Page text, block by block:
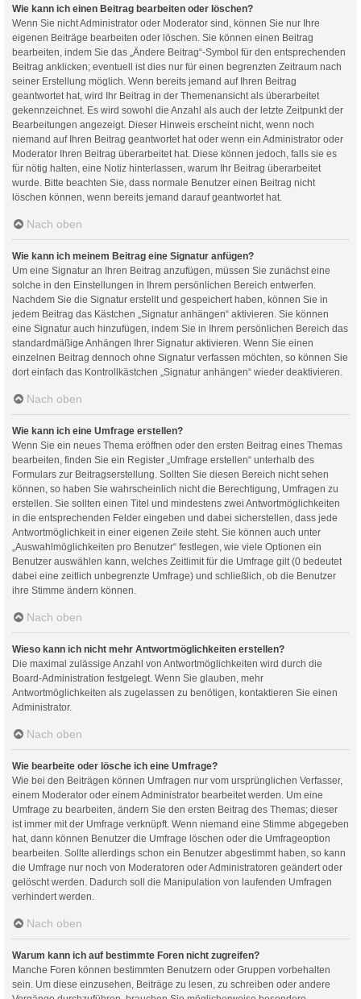
Wie kann ich einen Beitrag bearbeiten oder löschen?
Wenn Sie nicht Administrator oder Moderator sind, können Sie nur Ihre
eigenen Beiträge bearbeiten oder löschen. Sie können einen Beitrag
bearbeiten, indem Sie das „Ändere Beitrag“-Symbol für den entsprechenden
Beitrag anklicken; eventuell ist dies nur für einen begrenzten Zeitraum nach
seiner Erstellung möglich. Wenn bereits jemand auf Ihren Beitrag
geantwortet hat, wird Ihr Beitrag in der Themenansicht als überarbeitet
gekennzeichnet. Es wird sowohl die Anzahl als auch der letzte Zeitpunkt der
Bearbeitungen angezeigt. Dieser Hinweis erscheint nicht, wenn noch
niemand auf Ihren Beitrag geantwortet hat oder wenn ein Administrator oder
Moderator Ihren Beitrag überarbeitet hat. Diese können jedoch, falls sie es
für nötig halten, eine Notiz hinterlassen, warum Ihr Beitrag überarbeitet
wurde. Bitte beachten Sie, dass normale Benutzer einen Beitrag nicht
löschen können, wenn bereits jemand darauf geantwortet hat.
Nach oben
Wie kann ich meinem Beitrag eine Signatur anfügen?
Um eine Signatur an Ihren Beitrag anzufügen, müssen Sie zunächst eine
solche in den Einstellungen in Ihrem persönlichen Bereich entwerfen.
Nachdem Sie die Signatur erstellt und gespeichert haben, können Sie in
jedem Beitrag das Kästchen „Signatur anhängen“ aktivieren. Sie können
eine Signatur auch hinzufügen, indem Sie in Ihrem persönlichen Bereich das
standardmäßige Anhängen Ihrer Signatur aktivieren. Wenn Sie einen
einzelnen Beitrag dennoch ohne Signatur verfassen möchten, so können Sie
dort einfach das Kontrollkästchen „Signatur anhängen“ wieder deaktivieren.
Nach oben
Wie kann ich eine Umfrage erstellen?
Wenn Sie ein neues Thema eröffnen oder den ersten Beitrag eines Themas
bearbeiten, finden Sie ein Register „Umfrage erstellen“ unterhalb des
Formulars zur Beitragserstellung. Sollten Sie diesen Bereich nicht sehen
können, so haben Sie wahrscheinlich nicht die Berechtigung, Umfragen zu
erstellen. Sie sollten einen Titel und mindestens zwei Antwortmöglichkeiten
in die entsprechenden Felder eingeben und dabei sicherstellen, dass jede
Antwortmöglichkeit in einer eigenen Zeile steht. Sie können auch unter
„Auswahlmöglichkeiten pro Benutzer“ festlegen, wie viele Optionen ein
Benutzer auswählen kann, welches Zeitlimit für die Umfrage gilt (0 bedeutet
dabei eine zeitlich unbegrenzte Umfrage) und schließlich, ob die Benutzer
ihre Stimme ändern können.
Nach oben
Wieso kann ich nicht mehr Antwortmöglichkeiten erstellen?
Die maximal zulässige Anzahl von Antwortmöglichkeiten wird durch die
Board-Administration festgelegt. Wenn Sie glauben, mehr
Antwortmöglichkeiten als zugelassen zu benötigen, kontaktieren Sie einen
Administrator.
Nach oben
Wie bearbeite oder lösche ich eine Umfrage?
Wie bei den Beiträgen können Umfragen nur vom ursprünglichen Verfasser,
einem Moderator oder einem Administrator bearbeitet werden. Um eine
Umfrage zu bearbeiten, ändern Sie den ersten Beitrag des Themas; dieser
ist immer mit der Umfrage verknüpft. Wenn niemand eine Stimme abgegeben
hat, dann können Benutzer die Umfrage löschen oder die Umfrageoption
bearbeiten. Sollte allerdings schon ein Benutzer abgestimmt haben, so kann
die Umfrage nur noch von Moderatoren oder Administratoren geändert oder
gelöscht werden. Dadurch soll die Manipulation von laufenden Umfragen
verhindert werden.
Nach oben
Warum kann ich auf bestimmte Foren nicht zugreifen?
Manche Foren können bestimmten Benutzern oder Gruppen vorbehalten
sein. Um diese einzusehen, Beiträge zu lesen, zu schreiben oder andere